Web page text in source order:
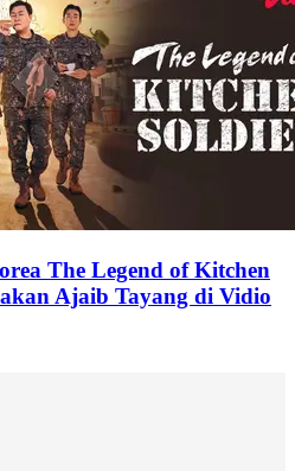
The Legend of Kitchen
Ajaib Tayang di Vidio